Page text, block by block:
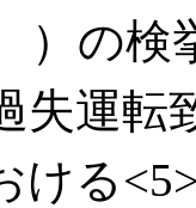
）の検
失運転
ける